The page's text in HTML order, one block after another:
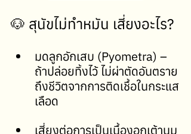
🐶 สุนัขไม่ทำหมัน เสี่ยงอะไร?
มดลูกอักเสบ (Pyometra) –
ถ้าปล่อยทิ้งไว้ ไม่ผ่าตัดอันตราย
ถึงชีวิตจากการติดเชื้อในกระแส
เลือด
เสี่ยงต่อการเป็นเนื้องอกเต้านม